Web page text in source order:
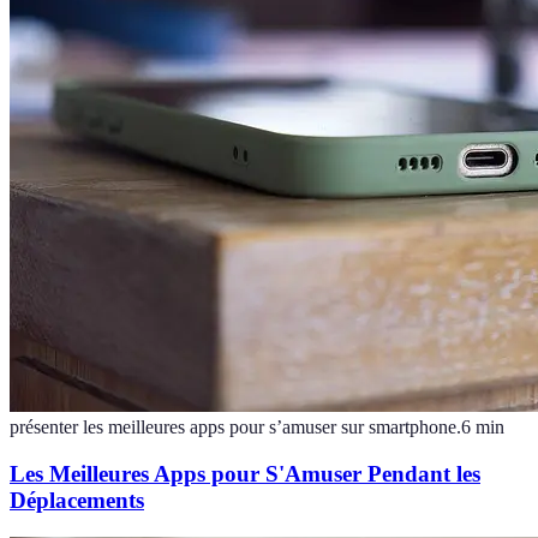
présenter les meilleures apps pour s’amuser sur smartphone.6 min
Les Meilleures Apps pour S'Amuser Pendant les
Déplacements